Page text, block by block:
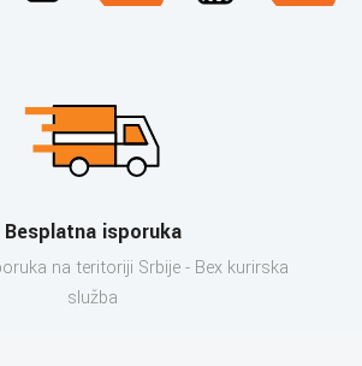
Besplatna isporuka
na teritoriji Srbije - Bex kurirska
služba